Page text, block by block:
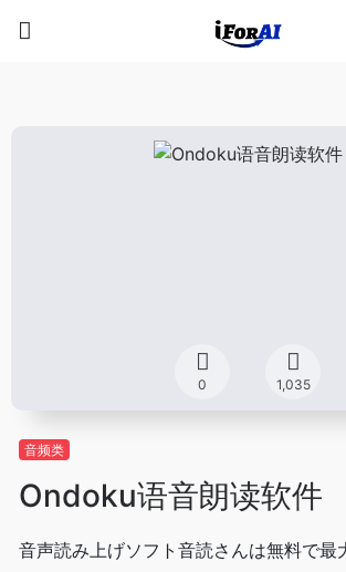
0 1,035
音频类
Ondoku语音朗读软件
音声読み上げソフト音読さんは無料で